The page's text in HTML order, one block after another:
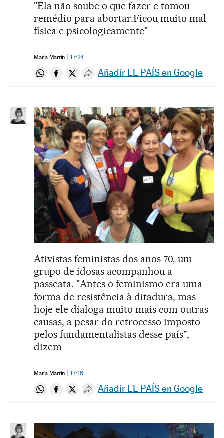
"Ela não soube o que fazer e tomou
remédio para abortar.Ficou muito mal
física e psicologicamente"
María Martín 17:24
Compartir en Whatsapp
Compartir en Facebook
Compartir en Twitter
Desplegar Redes Sociales
Añadir EL PAÍS en Google
Ativistas feministas dos anos 70, um
grupo de idosas acompanhou a
passeata. "Antes o feminismo era uma
forma de resistência à ditadura, mas
hoje ele dialoga muito mais com outras
causas, a pesar do retrocesso imposto
pelos fundamentalistas desse país",
dizem
María Martín 17:16
Compartir en Whatsapp
Compartir en Facebook
Compartir en Twitter
Desplegar Redes Sociales
Añadir EL PAÍS en Google